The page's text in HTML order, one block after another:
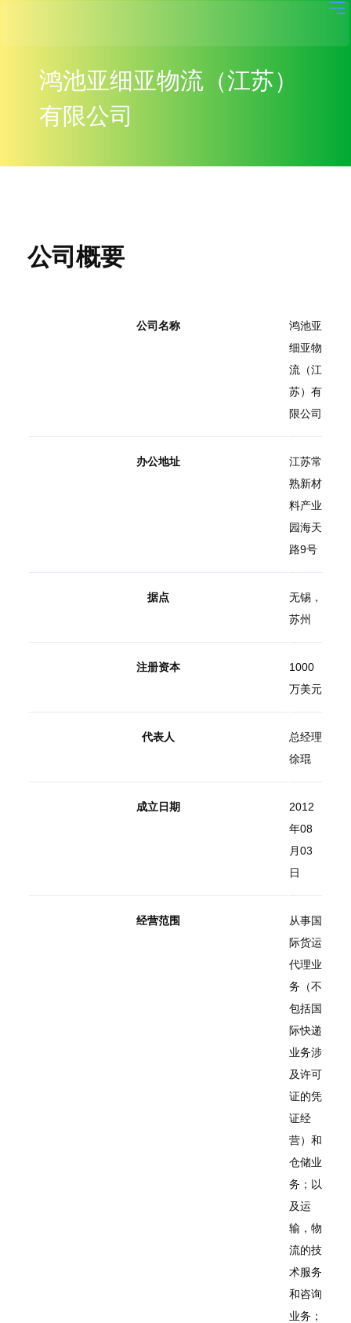
鸿池亚细亚物流（江苏）
有限公司
公司概要
公司名称
鸿池亚
细亚物
流（江
苏）有
限公司
办公地址
江苏常
熟新材
料产业
园海天
路9号
据点
无锡，
苏州
注册资本
1000
万美元
代表人
总经理
徐琨
成立日期
2012
年08
月03
日
经营范围
从事国
际货运
代理业
务（不
包括国
际快递
业务涉
及许可
证的凭
证经
营）和
仓储业
务；以
及运
输，物
流的技
术服务
和咨询
业务；